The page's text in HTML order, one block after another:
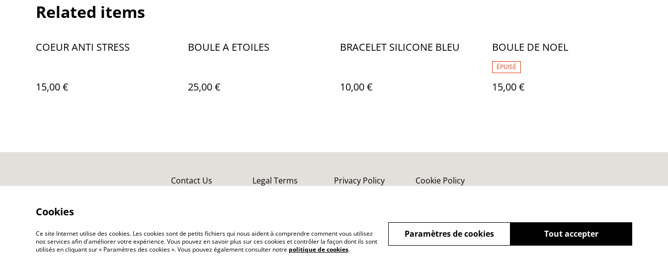
Related items
COEUR ANTI STRESS
15,00 €
BOULE A ETOILES
25,00 €
BRACELET SILICONE BLEU
10,00 €
BOULE DE NOEL
ÉPUISÉ
15,00 €
Contact Us Legal Terms Privacy Policy Cookie Policy
©2026 MAGIC BOUTIQUE by Frequence Magic
Cookies
Ce site Internet utilise des cookies. Les cookies sont de petits fichiers qui nous aident à comprendre comment vous utilisez
nos services afin d'améliorer votre expérience. Vous pouvez en savoir plus sur ces cookies et contrôler la façon dont ils sont
utilisés en cliquant sur « Paramètres des cookies ». Vous pouvez également consulter notre politique de cookies.
Tout accepter
Paramètres de cookies